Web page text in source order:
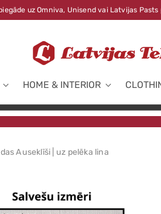
uz Omniva, Unisend vai Latvijas
HOME & INTERIOR
Auseklīši | uz pelēka lina